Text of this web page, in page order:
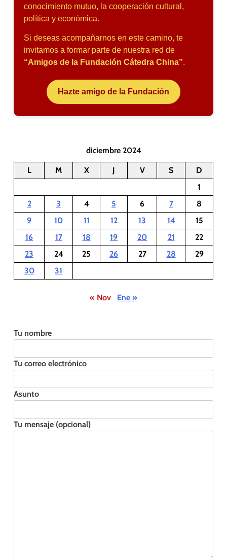
conocimiento mutuo, la cooperación cultural,
política y económica.
Si deseas acompañarnos en este camino, te
invitamos a formar parte de nuestra red de
“Amigos de la Fundación Cátedra China”.
Hazte amigo de la Fundación
diciembre 2024
L M X J V S
D
1
2
3 4 5 6 7
8
9
10 11 12 13 14
15
16
17 18 19 20 21
22
23
24 25 26 27 28
29
30
31
« Nov Ene »
Tu nombre
Tu correo electrónico
Asunto
Tu mensaje (opcional)